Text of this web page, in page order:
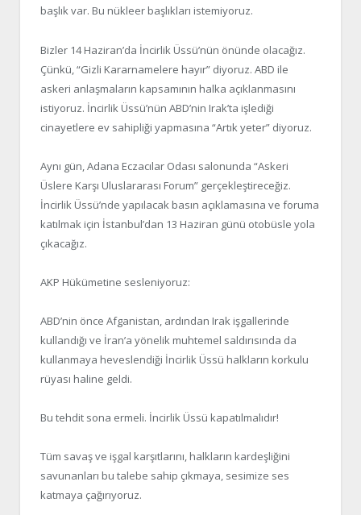
başlık var. Bu nükleer başlıkları istemiyoruz.
Bizler 14 Haziran’da İncirlik Üssü’nün önünde olacağız.
Çünkü, “Gizli Kararnamelere hayır” diyoruz. ABD ile
askeri anlaşmaların kapsamının halka açıklanmasını
istiyoruz. İncirlik Üssü’nün ABD’nin Irak’ta işlediği
cinayetlere ev sahipliği yapmasına “Artık yeter” diyoruz.
Aynı gün, Adana Eczacılar Odası salonunda “Askeri
Üslere Karşı Uluslararası Forum” gerçekleştireceğiz.
İncirlik Üssü’nde yapılacak basın açıklamasına ve foruma
katılmak için İstanbul’dan 13 Haziran günü otobüsle yola
çıkacağız.
AKP Hükümetine sesleniyoruz:
ABD’nin önce Afganistan, ardından Irak işgallerinde
kullandığı ve İran’a yönelik muhtemel saldırısında da
kullanmaya heveslendiği İncirlik Üssü halkların korkulu
rüyası haline geldi.
Bu tehdit sona ermeli. İncirlik Üssü kapatılmalıdır!
Tüm savaş ve işgal karşıtlarını, halkların kardeşliğini
savunanları bu talebe sahip çıkmaya, sesimize ses
katmaya çağırıyoruz.